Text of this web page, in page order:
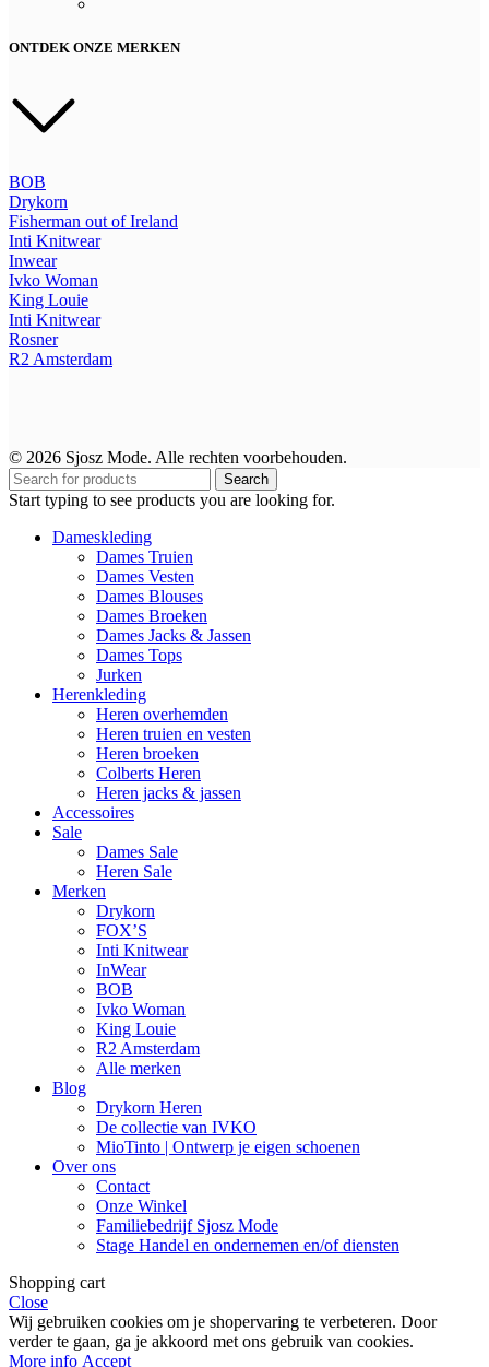
ONTDEK ONZE MERKEN
BOB
Drykorn
Fisherman out of Ireland
Inti Knitwear
Inwear
Ivko Woman
King Louie
Inti Knitwear
Rosner
R2 Amsterdam
© 2026 Sjosz Mode. Alle rechten voorbehouden.
Search
Start typing to see products you are looking for.
Dameskleding
Dames Truien
Dames Vesten
Dames Blouses
Dames Broeken
Dames Jacks & Jassen
Dames Tops
Jurken
Herenkleding
Heren overhemden
Heren truien en vesten
Heren broeken
Colberts Heren
Heren jacks & jassen
Accessoires
Sale
Dames Sale
Heren Sale
Merken
Drykorn
FOX’S
Inti Knitwear
InWear
BOB
Ivko Woman
King Louie
R2 Amsterdam
Alle merken
Blog
Drykorn Heren
De collectie van IVKO
MioTinto | Ontwerp je eigen schoenen
Over ons
Contact
Onze Winkel
Familiebedrijf Sjosz Mode
Stage Handel en ondernemen en/of diensten
Shopping cart
Close
Wij gebruiken cookies om je shopervaring te verbeteren. Door
verder te gaan, ga je akkoord met ons gebruik van cookies.
More info More
Accept